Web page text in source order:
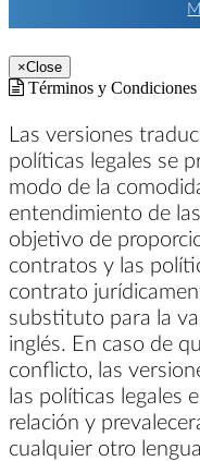
×Close
Términos y Condiciones
Las versiones
políticas legales se
modo de la
entendimiento de
objetivo de
contratos y las
contrato
substituto para la
inglés. En caso de
conflicto, las
las políticas legales
relación y
cualquier otro